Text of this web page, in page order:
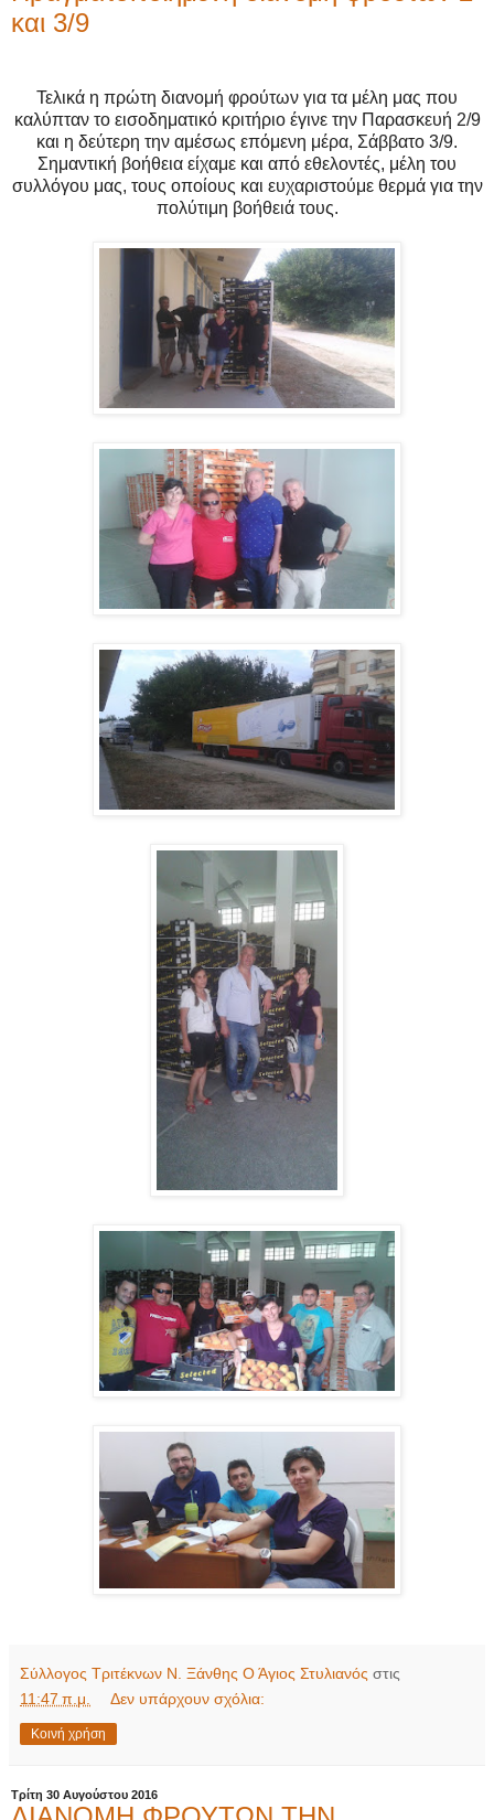
και 3/9
Τελικά η πρώτη διανομή φρούτων για τα μέλη μας που
καλύπταν το εισοδηματικό κριτήριο έγινε την Παρασκευή 2/9
και η δεύτερη την αμέσως επόμενη μέρα, Σάββατο 3/9.
Σημαντική βοήθεια είχαμε και από εθελοντές, μέλη του
συλλόγου μας, τους οποίους και ευχαριστούμε θερμά για την
πολύτιμη βοήθειά τους.
Σύλλογος Τριτέκνων Ν. Ξάνθης Ο Άγιος Στυλιανός στις
11:47 π.μ.
Δεν υπάρχουν σχόλια:
Κοινή χρήση
Τρίτη 30 Αυγούστου 2016